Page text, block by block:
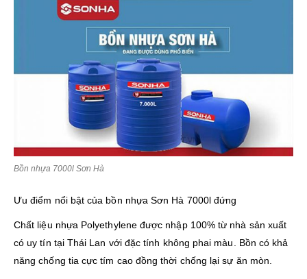
Bồn nhựa 7000l Sơn Hà
Ưu điểm nổi bật của bồn nhựa Sơn Hà 7000l đứng
Chất liệu nhựa Polyethylene được nhập 100% từ nhà sản xuất
có uy tín tại Thái Lan với đặc tính không phai màu. Bồn có khả
năng chống tia cực tím cao đồng thời chống lại sự ăn mòn.